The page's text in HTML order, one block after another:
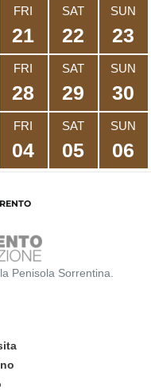
FRI
21
SAT
22
SUN
23
FRI
28
SAT
29
SUN
30
FRI
04
SAT
05
SUN
06
Penisola Sorrentina.